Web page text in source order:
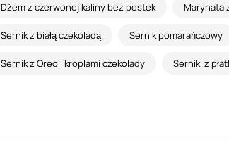
Dżem z czerwonej kaliny bez pestek Marynata
Sernik z białą czekoladą Sernik pomarańczowy
Sernik z Oreo i kroplami czekolady Serniki z